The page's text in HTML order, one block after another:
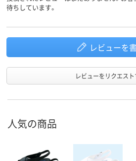
待ちしています。
レビューを
レビューをリクエスト
人気の商品